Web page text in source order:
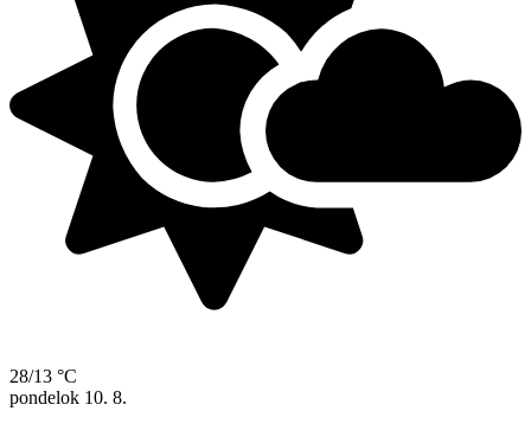
28/13 °C
pondelok 10. 8.